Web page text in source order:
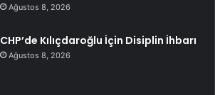
Ağustos 8, 2026
CHP’de Kılıçdaroğlu İçin Disiplin İhbarı
Ağustos 8, 2026